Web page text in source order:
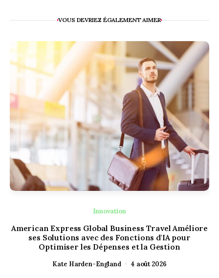
VOUS DEVRIEZ ÉGALEMENT AIMER
Innovation
American Express Global Business Travel Améliore
ses Solutions avec des Fonctions d'IA pour
Optimiser les Dépenses et la Gestion
Kate Harden-England 4 août 2026